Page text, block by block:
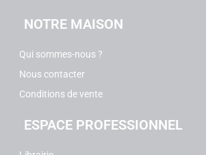
NOTRE MAISON
Qui sommes-nous ?
Nous contacter
Conditions de vente
ESPACE PROFESSIONNEL